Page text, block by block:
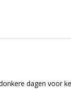
dagen voor